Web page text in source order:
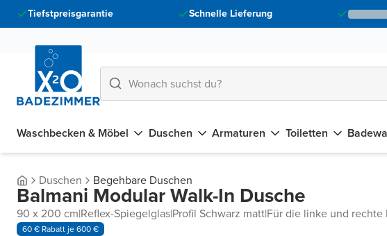
Tiefstpreisgarantie Schnelle Lieferung
Waschbecken & Möbel Duschen Armaturen Toiletten
Duschen Begehbare Duschen
Balmani Modular Walk-In Dusche
90 x 200 cm|Reflex-Spiegelglas|Profil Schwarz matt|Für die linke und rechte
60 € Rabatt je 600 €